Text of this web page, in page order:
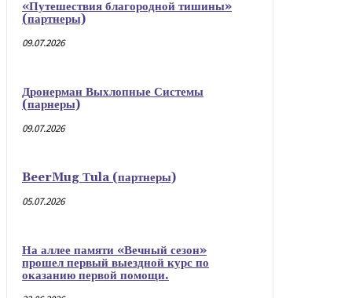
«Путешествия благородной тишины»
(партнеры)
09.07.2026
Дронерман Выхлопные Системы
(парнеры)
09.07.2026
BeerMug Тula (партнеры)
05.07.2026
На аллее памяти «Вечный сезон»
прошел первый выездной курс по
оказанию первой помощи.